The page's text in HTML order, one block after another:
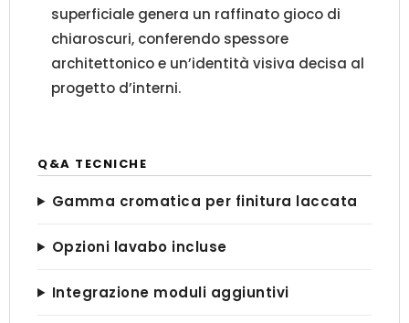
superficiale genera un raffinato gioco di
chiaroscuri, conferendo spessore
architettonico e un’identità visiva decisa al
progetto d’interni.
Q&A TECNICHE
Gamma cromatica per finitura laccata
Opzioni lavabo incluse
Integrazione moduli aggiuntivi